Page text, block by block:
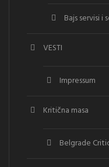
Bajs servisi i
VESTI
Impressum
Kritična masa
Belgrade